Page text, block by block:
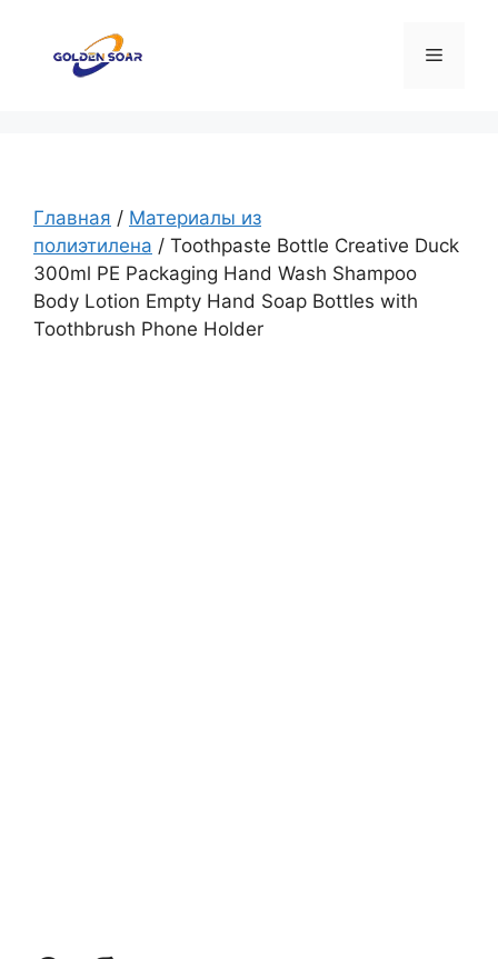
содержимому
Меню
Главная / Материалы из
полиэтилена / Toothpaste Bottle Creative Duck
300ml PE Packaging Hand Wash Shampoo
Body Lotion Empty Hand Soap Bottles with
Toothbrush Phone Holder